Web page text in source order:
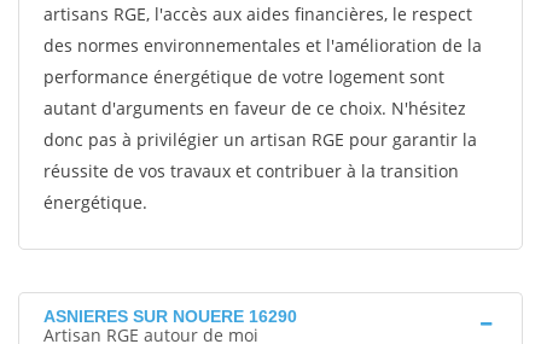
artisans RGE, l'accès aux aides financières, le respect
des normes environnementales et l'amélioration de la
performance énergétique de votre logement sont
autant d'arguments en faveur de ce choix. N'hésitez
donc pas à privilégier un artisan RGE pour garantir la
réussite de vos travaux et contribuer à la transition
énergétique.
ASNIERES SUR NOUERE 16290
Artisan RGE autour de moi